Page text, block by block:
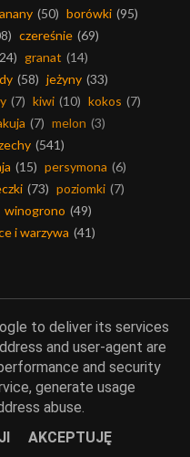
(50) borówki (95)
czereśnie (69)
granat (14)
(58) jeżyny (33)
(7) kiwi (10) kokos (7)
(7) melon (3)
(541)
(15) persymona (6)
(73) poziomki (7)
winogrono (49)
i warzywa (41)
botwina (29)
(251) czosnek (1464)
to deliver its services
and user-agent are
and security
generate usage
abuse.
AKCEPTUJĘ